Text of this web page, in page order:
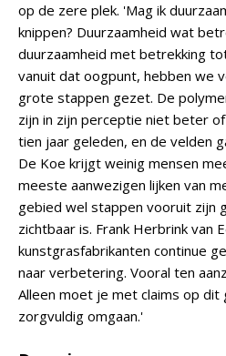
op de zere plek. 'Mag ik
knippen? Duurzaamheid wat
duurzaamheid met betrekking
vanuit dat oogpunt, hebben we
grote stappen gezet. De
zijn in zijn perceptie niet beter
tien jaar geleden, en de velden
De Koe krijgt weinig mensen
meeste aanwezigen lijken van
gebied wel stappen vooruit zijn
zichtbaar is. Frank Herbrink van
kunstgrasfabrikanten continue
naar verbetering. Vooral ten
Alleen moet je met claims op dit
zorgvuldig omgaan.'